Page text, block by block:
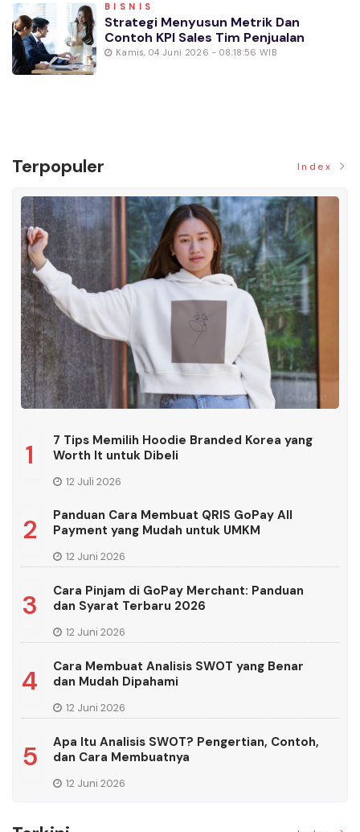
BISNIS
Strategi Menyusun Metrik Dan
Contoh KPI Sales Tim Penjualan
Kamis, 04 Juni 2026 - 08:18:56 WIB
Terpopuler Index
1
7 Tips Memilih Hoodie Branded Korea yang
Worth It untuk Dibeli
12 Juli 2026
2
Panduan Cara Membuat QRIS GoPay All
Payment yang Mudah untuk UMKM
12 Juni 2026
3
Cara Pinjam di GoPay Merchant: Panduan
dan Syarat Terbaru 2026
12 Juni 2026
4
Cara Membuat Analisis SWOT yang Benar
dan Mudah Dipahami
12 Juni 2026
5
Apa Itu Analisis SWOT? Pengertian, Contoh,
dan Cara Membuatnya
12 Juni 2026